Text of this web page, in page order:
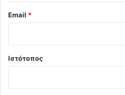
Email *
Ιστότοπος